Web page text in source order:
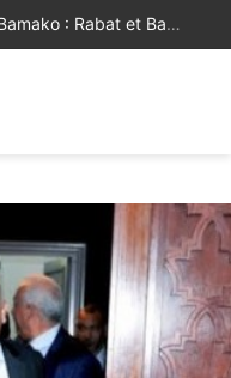
Forum d’Affaires Mali- Maroc à Bamako : Rabat et Bamako ouvrent une nouvelle étape de leur partenariat économique